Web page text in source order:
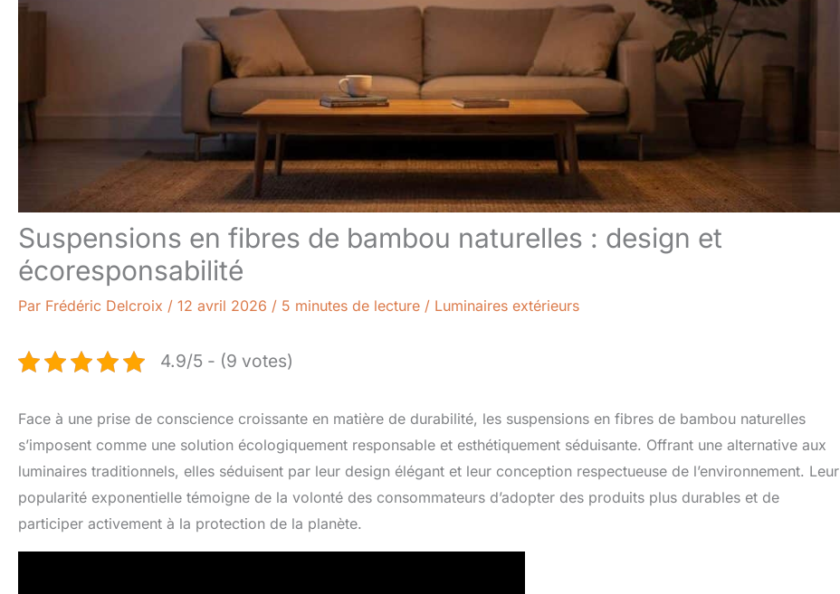
Suspensions en fibres de bambou naturelles : design et
écoresponsabilité
Par Frédéric Delcroix / 12 avril 2026 / 5 minutes de lecture / Luminaires extérieurs
4.9/5 - (9 votes)
Face à une prise de conscience croissante en matière de durabilité, les suspensions en fibres de bambou naturelles
s’imposent comme une solution écologiquement responsable et esthétiquement séduisante. Offrant une alternative aux
luminaires traditionnels, elles séduisent par leur design élégant et leur conception respectueuse de l’environnement. Leur
popularité exponentielle témoigne de la volonté des consommateurs d’adopter des produits plus durables et de
participer activement à la protection de la planète.